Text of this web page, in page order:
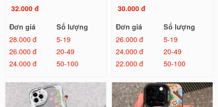
32.000 đ
Đơn giá
Số lượng
28.000 đ
5-19
26.000 đ
20-49
24.000 đ
50-100
30.000 đ
Đơn giá
Số lượng
26.000 đ
5-19
24.000 đ
20-49
22.000 đ
50-100